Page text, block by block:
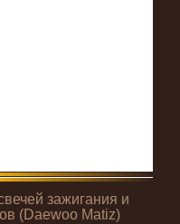
зажигания и
(Daewoo Matiz)